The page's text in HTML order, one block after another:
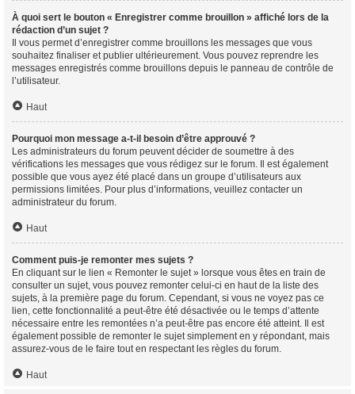
À quoi sert le bouton « Enregistrer comme brouillon » affiché lors de la
rédaction d’un sujet ?
Il vous permet d’enregistrer comme brouillons les messages que vous
souhaitez finaliser et publier ultérieurement. Vous pouvez reprendre les
messages enregistrés comme brouillons depuis le panneau de contrôle de
l’utilisateur.
Haut
Pourquoi mon message a-t-il besoin d’être approuvé ?
Les administrateurs du forum peuvent décider de soumettre à des
vérifications les messages que vous rédigez sur le forum. Il est également
possible que vous ayez été placé dans un groupe d’utilisateurs aux
permissions limitées. Pour plus d’informations, veuillez contacter un
administrateur du forum.
Haut
Comment puis-je remonter mes sujets ?
En cliquant sur le lien « Remonter le sujet » lorsque vous êtes en train de
consulter un sujet, vous pouvez remonter celui-ci en haut de la liste des
sujets, à la première page du forum. Cependant, si vous ne voyez pas ce
lien, cette fonctionnalité a peut-être été désactivée ou le temps d’attente
nécessaire entre les remontées n’a peut-être pas encore été atteint. Il est
également possible de remonter le sujet simplement en y répondant, mais
assurez-vous de le faire tout en respectant les règles du forum.
Haut